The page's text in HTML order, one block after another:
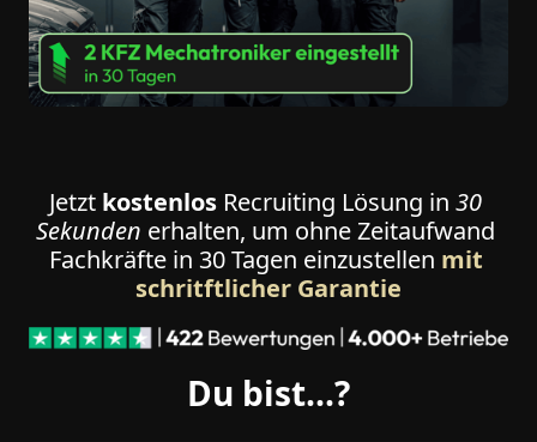
Jetzt kostenlos Recruiting Lösung in 30
Sekunden erhalten, um ohne Zeitaufwand
Fachkräfte in 30 Tagen einzustellen
schritftlicher Garantie
Du bist...?